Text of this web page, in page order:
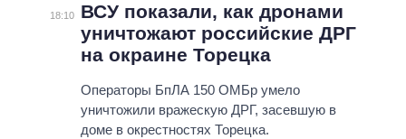
18:10
ВСУ показали, как дронами
уничтожают российские ДРГ
на окраине Торецка
Операторы БпЛА 150 ОМБр умело
уничтожили вражескую ДРГ, засевшую в
доме в окрестностях Торецка.